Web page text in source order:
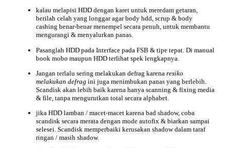
kalau melapisi HDD dengan karet untuk meredam getaran,
berilah celah yang longgar agar body hdd, scrup & body
cashing benar-benar menempel secara penuh, untuk membantu
mengurangi & menyalurkan panas.
Pasanglah HDD pada Interface pada FSB & tipe tepat. Di manual
book mobo maupun HDD terlihat spek lengkapnya.
Jangan terlalu sering melakukan defrag karena resiko
melakukan defrag ini juga menimbukan panas yang berlebih.
Scandisk akan lebih baik karena hanya scanning & fixing media
& file, tanpa mengurutkan total secara alphabet.
jika HDD lamban / macet-macet karena bad shadow, coba
scandisk secara merata dengan mode autofix & biarkan sampai
selesei. Scandisk memperbaiki kerusakan shadow dalam taraf
ringan / masih shadow.